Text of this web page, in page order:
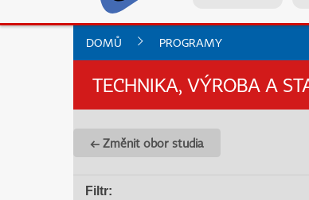
DOMŮ PROGRAMY
TECHNIKA, VÝROBA A
← Změnit obor studia
Filtr: